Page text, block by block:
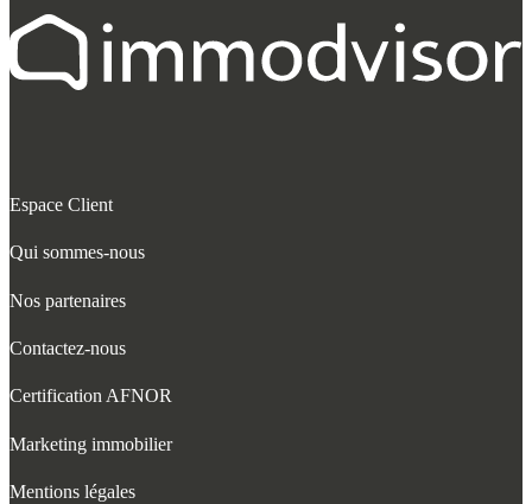
Espace Client
Qui sommes-nous
Nos partenaires
Contactez-nous
Certification AFNOR
Marketing immobilier
Mentions légales